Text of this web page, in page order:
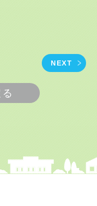
NEXT